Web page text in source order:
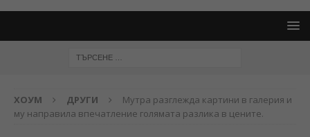
ХОУМ ДРУГИ
Мутра разглежда картини в галерия и
му направила впечатление голямата разлика в цените.